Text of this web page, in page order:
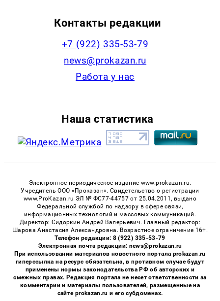
Контакты редакции
+7 (922) 335-53-79
news@prokazan.ru
Работа у нас
Наша статистика
Электронное периодическое издание www.prokazan.ru.
Учредитель ООО «Проказан». Cвидетельство о регистрации
www.ProKazan.ru ЭЛ № ФС77-44757 от 25.04.2011, выдано
Федеральной службой по надзору в сфере связи,
информационных технологий и массовых коммуникаций.
Директор: Сидоркин Андрей Валерьевич. Главный редактор:
Шарова Анастасия Александровна. Возрастное ограничение 16+.
Телефон редакции: 8 (922) 335-53-79
Электронная почта редакции: news@prokazan.ru
При использовании материалов новостного портала prokazan.ru
гиперссылка на ресурс обязательна, в противном случае будут
применены нормы законодательства РФ об авторских и
смежных правах. Редакция портала не несет ответственности за
комментарии и материалы пользователей, размещенные на
сайте prokazan.ru и его субдоменах.